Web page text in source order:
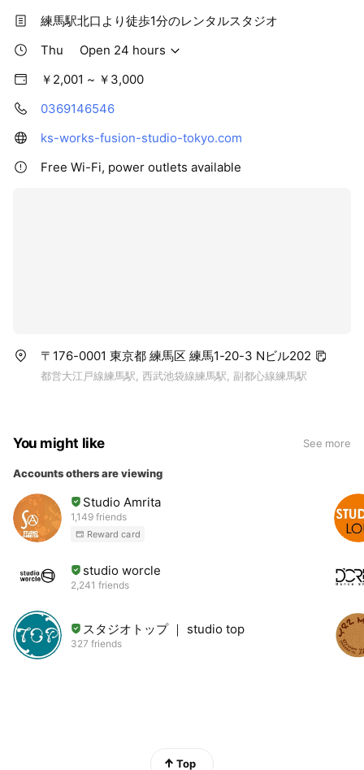
練馬駅北口より徒歩1分のレンタルスタジオ
Thu
Open 24 hours
￥2,001 ~ ￥3,000
0369146546
ks-works-fusion-studio-tokyo.com
Free Wi-Fi, power outlets available
〒176-0001 東京都 練馬区 練馬1-20-3 Nビル202
都営大江戸線練馬駅, 西武池袋線練馬駅, 副都心線練馬駅
You might like See more
Accounts others are viewing
Studio Amrita
1,149 friends
Reward card
studio worcle
2,241 friends
スタジオトップ ｜ studio top
327 friends
Top